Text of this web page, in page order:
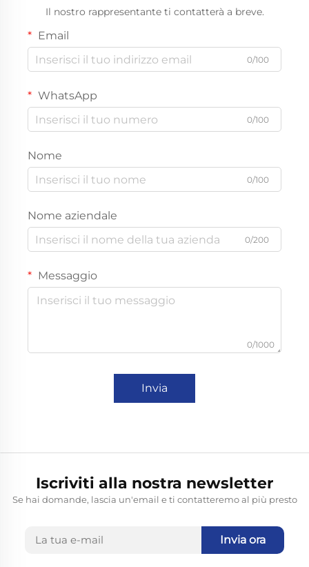
Il nostro rappresentante ti contatterà a breve.
Email
0/100
WhatsApp
0/100
Nome
0/100
Nome aziendale
0/200
Messaggio
0/1000
Invia
Iscriviti alla nostra newsletter
Se hai domande, lascia un'email e ti contatteremo al più presto
Invia ora